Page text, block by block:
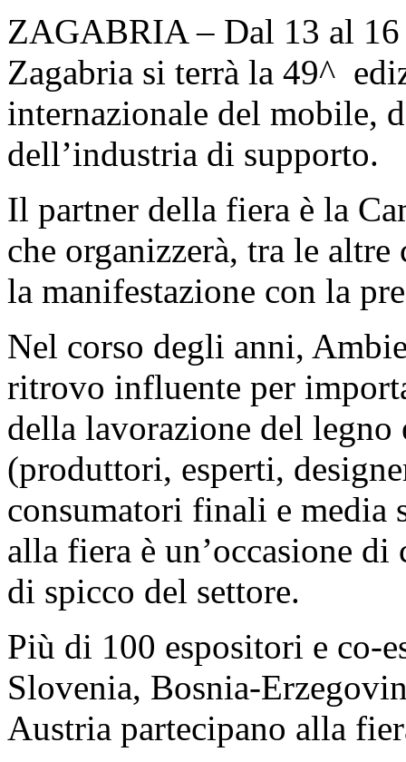
ZAGABRIA – Dal 13 al 16
Zagabria si terrà la 49^
internazionale del mobile,
dell’industria di supporto.
Il partner della fiera è la
che organizzerà, tra le
la manifestazione con la
Nel corso degli anni,
ritrovo influente per
della lavorazione del
(produttori, esperti,
consumatori finali e media
alla fiera è un’occasione
di spicco del settore.
Più di 100 espositori e co-
Slovenia, Bosnia-
Austria partecipano alla